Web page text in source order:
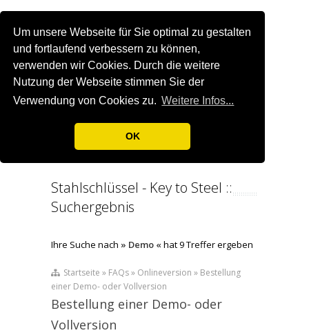
Um unsere Webseite für Sie optimal zu gestalten
und fortlaufend verbessern zu können,
verwenden wir Cookies. Durch die weitere
Nutzung der Webseite stimmen Sie der
Verwendung von Cookies zu. Weitere Infos...
OK
Stahlschlüssel - Key to Steel ::
Suchergebnis
Ihre Suche nach » Demo « hat 9 Treffer ergeben
Startseite » FAQs » Onlineversion » Bestellung
einer Demo- oder Vollversion
Bestellung einer Demo- oder
Vollversion